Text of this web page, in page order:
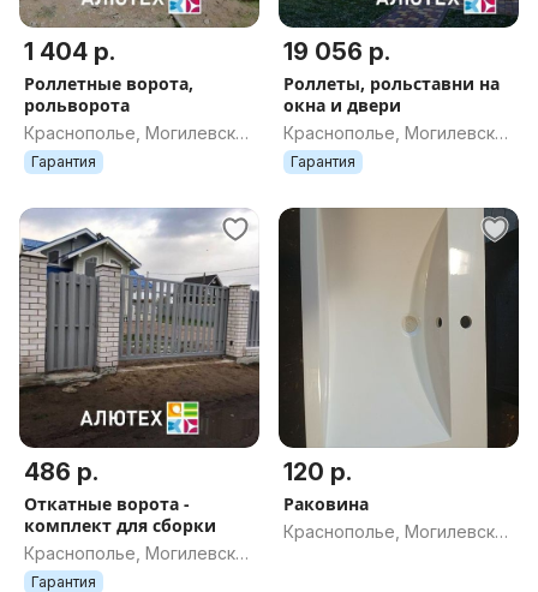
1 404 р.
Роллетные ворота,
рольворота
Краснополье, Могилевская
обл.
Гарантия
19 056 р.
Роллеты, рольставни на
окна и двери
Краснополье, Могилевская
обл.
Гарантия
486 р.
Откатные ворота -
комплект для сборки
Краснополье, Могилевская
обл.
Гарантия
120 р.
Раковина
Краснополье, Могилевская